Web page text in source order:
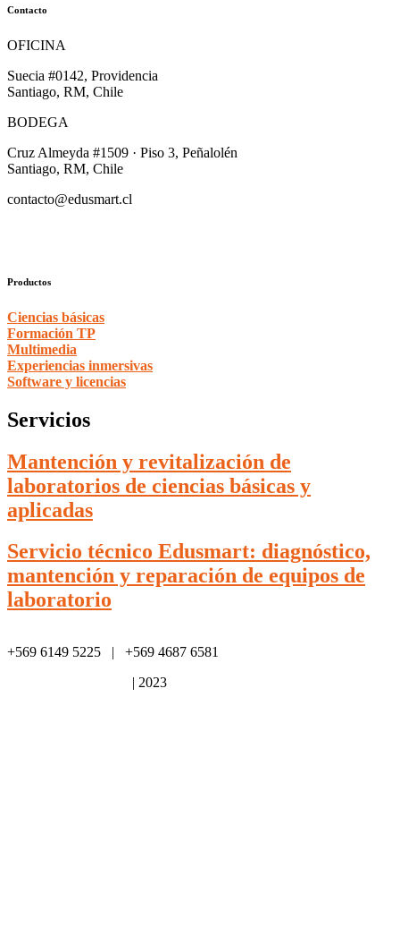
Contacto
OFICINA
Suecia #0142, Providencia
Santiago, RM, Chile
BODEGA
Cruz Almeyda #1509 · Piso 3, Peñalolén
Santiago, RM, Chile
contacto@edusmart.cl
Productos
Ciencias básicas
Formación TP
Multimedia
Experiencias inmersivas
Software y licencias
Servicios
Mantención y revitalización de
laboratorios de ciencias básicas y
aplicadas
Servicio técnico Edusmart: diagnóstico,
mantención y reparación de equipos de
laboratorio
+569 6149 5225 | +569 4687 6581
| 2023